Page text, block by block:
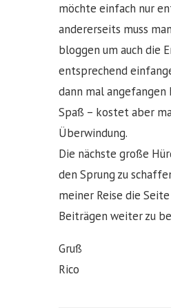
möchte einfach nur
andererseits muss
bloggen um auch die
entsprechend
dann mal angefangen
Spaß – kostet aber
Überwindung.
Die nächste große
den Sprung zu
meiner Reise die
Beiträgen weiter zu
Gruß
Rico